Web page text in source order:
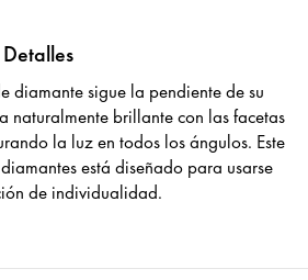
diamante sigue la pendiente de su
naturalmente brillante con las facetas
la luz en todos los ángulos. Este
está diseñado para usarse
de individualidad.